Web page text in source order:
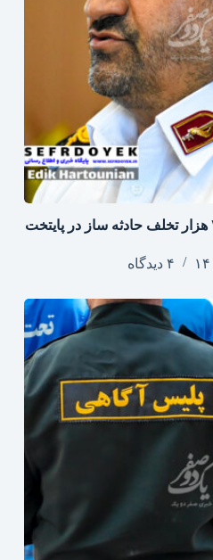
اعمال قانون پلیس برای ۳۲۵ هزار تخلف حادثه ساز در پایتخت
۴ دیدگاه